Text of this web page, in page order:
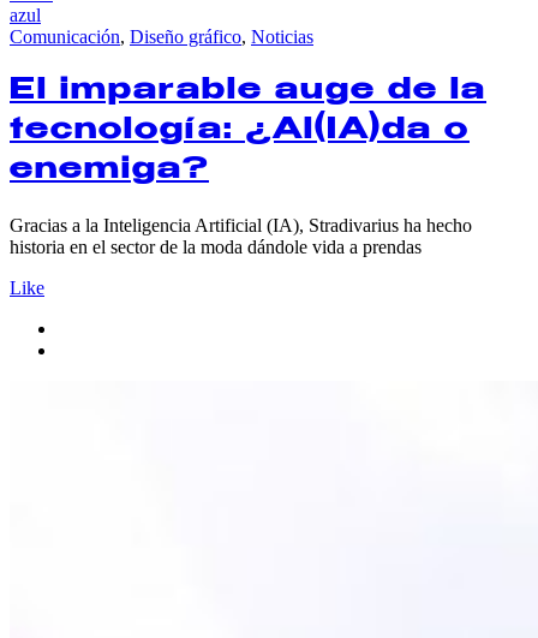
azul
Comunicación, Diseño gráfico, Noticias
El imparable auge de la
tecnología: ¿Al(IA)da o
enemiga?
Gracias a la Inteligencia Artificial (IA), Stradivarius ha hecho
historia en el sector de la moda dándole vida a prendas
Like